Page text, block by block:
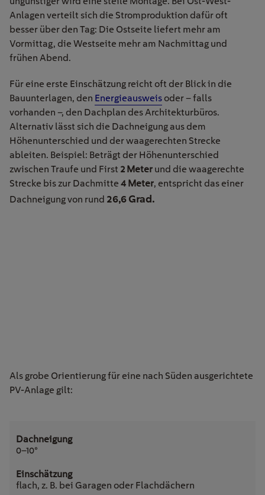
Anlagen verteilt sich die Stromproduktion dafür oft
besser über den Tag: Die Ostseite liefert mehr am
Vormittag, die Westseite mehr am Nachmittag und
frühen Abend.
Für eine erste Einschätzung reicht oft der Blick in die
Bauunterlagen, den Energieausweis oder–falls
vorhanden –, den Dachplan des Architekturbüros.
Alternativ lässt sich die Dachneigung aus dem
Höhenunterschied und der waagerechten Strecke
ableiten. Beispiel: Beträgt der Höhenunterschied
zwischen Traufe und First 2 Meter und die waagerechte
Strecke bis zur Dachmitte 4 Meter, entspricht das einer
Dachneigung von rund 26,6 Grad.
Als grobe Orientierung für eine nach Süden ausgerichtete
PV-Anlage gilt:
0–10°
flach, z. B. bei Garagen oder Flachdächern